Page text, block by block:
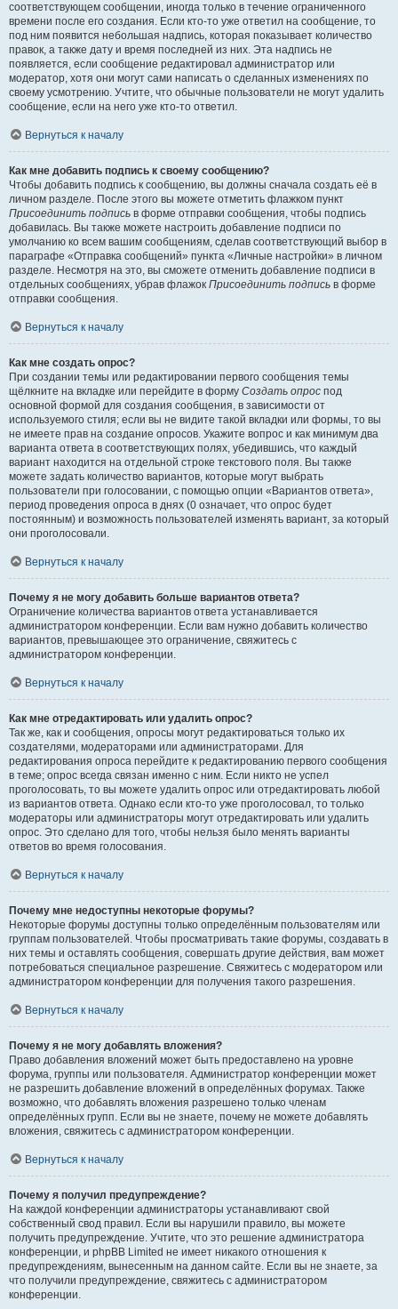
соответствующем сообщении, иногда только в течение ограниченного
времени после его создания. Если кто-то уже ответил на сообщение, то
под ним появится небольшая надпись, которая показывает количество
правок, а также дату и время последней из них. Эта надпись не
появляется, если сообщение редактировал администратор или
модератор, хотя они могут сами написать о сделанных изменениях по
своему усмотрению. Учтите, что обычные пользователи не могут удалить
сообщение, если на него уже кто-то ответил.
Вернуться к началу
Как мне добавить подпись к своему сообщению?
Чтобы добавить подпись к сообщению, вы должны сначала создать её в
личном разделе. После этого вы можете отметить флажком пункт
Присоединить подпись в форме отправки сообщения, чтобы подпись
добавилась. Вы также можете настроить добавление подписи по
умолчанию ко всем вашим сообщениям, сделав соответствующий выбор в
параграфе «Отправка сообщений» пункта «Личные настройки» в личном
разделе. Несмотря на это, вы сможете отменить добавление подписи в
отдельных сообщениях, убрав флажок Присоединить подпись в форме
отправки сообщения.
Вернуться к началу
Как мне создать опрос?
При создании темы или редактировании первого сообщения темы
щёлкните на вкладке или перейдите в форму Создать опрос под
основной формой для создания сообщения, в зависимости от
используемого стиля; если вы не видите такой вкладки или формы, то вы
не имеете прав на создание опросов. Укажите вопрос и как минимум два
варианта ответа в соответствующих полях, убедившись, что каждый
вариант находится на отдельной строке текстового поля. Вы также
можете задать количество вариантов, которые могут выбрать
пользователи при голосовании, с помощью опции «Вариантов ответа»,
период проведения опроса в днях (0 означает, что опрос будет
постоянным) и возможность пользователей изменять вариант, за который
они проголосовали.
Вернуться к началу
Почему я не могу добавить больше вариантов ответа?
Ограничение количества вариантов ответа устанавливается
администратором конференции. Если вам нужно добавить количество
вариантов, превышающее это ограничение, свяжитесь с
администратором конференции.
Вернуться к началу
Как мне отредактировать или удалить опрос?
Так же, как и сообщения, опросы могут редактироваться только их
создателями, модераторами или администраторами. Для
редактирования опроса перейдите к редактированию первого сообщения
в теме; опрос всегда связан именно с ним. Если никто не успел
проголосовать, то вы можете удалить опрос или отредактировать любой
из вариантов ответа. Однако если кто-то уже проголосовал, то только
модераторы или администраторы могут отредактировать или удалить
опрос. Это сделано для того, чтобы нельзя было менять варианты
ответов во время голосования.
Вернуться к началу
Почему мне недоступны некоторые форумы?
Некоторые форумы доступны только определённым пользователям или
группам пользователей. Чтобы просматривать такие форумы, создавать в
них темы и оставлять сообщения, совершать другие действия, вам может
потребоваться специальное разрешение. Свяжитесь с модератором или
администратором конференции для получения такого разрешения.
Вернуться к началу
Почему я не могу добавлять вложения?
Право добавления вложений может быть предоставлено на уровне
форума, группы или пользователя. Администратор конференции может
не разрешить добавление вложений в определённых форумах. Также
возможно, что добавлять вложения разрешено только членам
определённых групп. Если вы не знаете, почему не можете добавлять
вложения, свяжитесь с администратором конференции.
Вернуться к началу
Почему я получил предупреждение?
На каждой конференции администраторы устанавливают свой
собственный свод правил. Если вы нарушили правило, вы можете
получить предупреждение. Учтите, что это решение администратора
конференции, и phpBB Limited не имеет никакого отношения к
предупреждениям, вынесенным на данном сайте. Если вы не знаете, за
что получили предупреждение, свяжитесь с администратором
конференции.